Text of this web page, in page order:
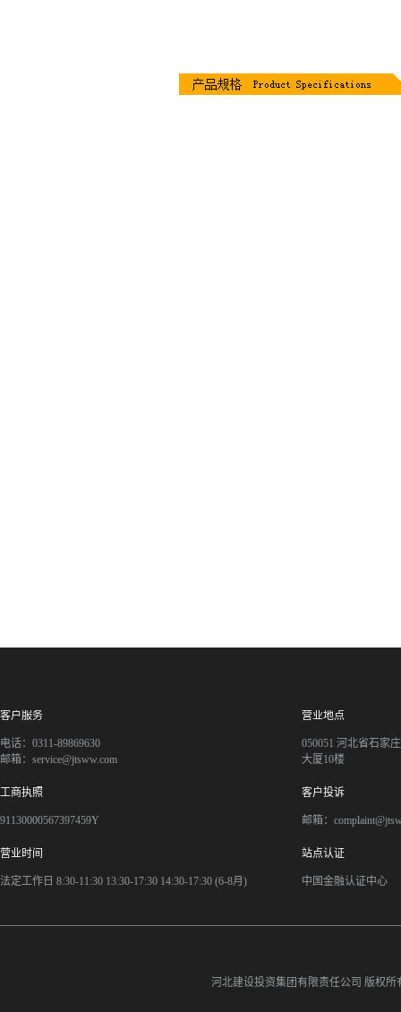
客户服务
电话：0311-89869630
邮箱：service@jtsww.com
营业地点
050051 河北省石家
大厦10楼
工商执照
91130000567397459Y
客户投诉
邮箱：
营业时间
法定工作日 8:30-11:30 13:30-17:30 14:30-17:30 (6-8月)
站点认证
中国金融认证中心
河北建设投资集团有限责任公司 版权所